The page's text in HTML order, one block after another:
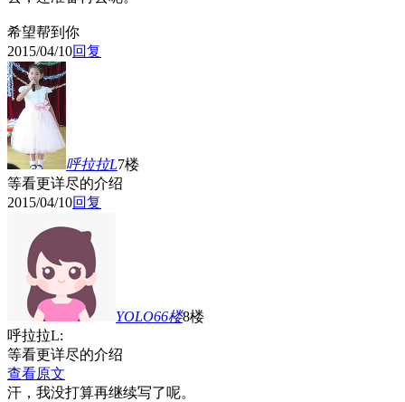
希望帮到你
2015/04/10回复
呼拉拉L7楼
等看更详尽的介绍
2015/04/10回复
YOLO66楼8楼
呼拉拉L:
等看更详尽的介绍
查看原文
汗，我没打算再继续写了呢。